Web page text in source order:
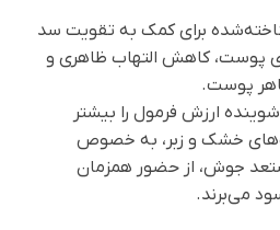
برای کمک به تقویت سد
پوست، کاهش التهاب ظاهری و
پوست.
ارزش فرمول را بیشتر
خشک و زبر، به خصوص
جوش، از حضور همزمان
می‌برند.